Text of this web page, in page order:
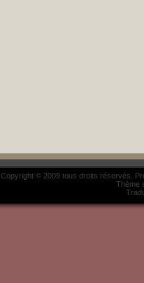
Copyright © 2009 tous droits réservés.
Thème